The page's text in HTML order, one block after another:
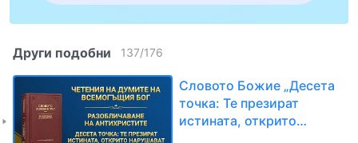
Други подобни 137/176
Словото Божие „Десета
точка: Те презират
истината, открито